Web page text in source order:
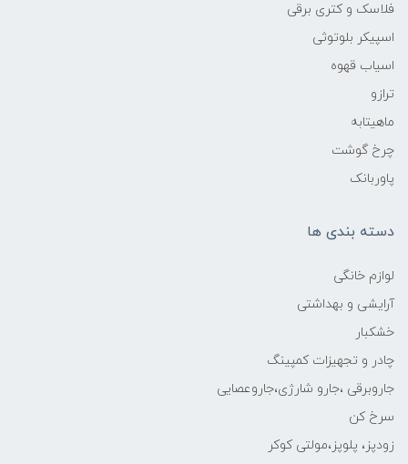
فلاسک و کتری برقی
اسپیکر بلوتوثی
اسیاب قهوه
ترازو
ماهیتابه
چرخ گوشت
پاوربانک
دسته بندی ها
لوازم خانگی
آرایشی و بهداشتی
خشکبار
چادر و تجهیزات کمپینگ
جاروبرقی ،جارو شارژی،جاروعصایی
سرخ کن
زودپز، پلوپز،مولتی کوکر